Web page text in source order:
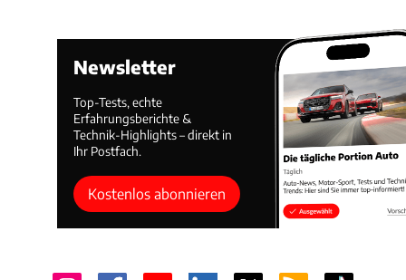
Newsletter
Top-Tests, echte
Erfahrungsberichte &
Technik-Highlights – direkt in
Ihr Postfach.
Kostenlos abonnieren